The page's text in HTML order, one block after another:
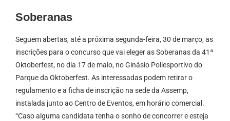
Soberanas
Seguem abertas, até a próxima segunda-feira, 30 de março, as
inscrições para o concurso que vai eleger as Soberanas da 41ª
Oktoberfest, no dia 17 de maio, no Ginásio Poliesportivo do
Parque da Oktoberfest. As interessadas podem retirar o
regulamento e a ficha de inscrição na sede da Assemp,
instalada junto ao Centro de Eventos, em horário comercial.
“Caso alguma candidata tenha o sonho de concorrer e esteja